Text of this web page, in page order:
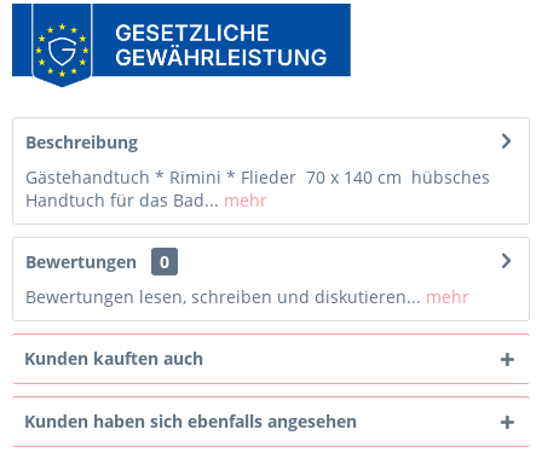
Beschreibung
Gästehandtuch * Rimini * Flieder 70 x 140 cm hübsches
Handtuch für das Bad... mehr
Bewertungen
0
Bewertungen lesen, schreiben und diskutieren... mehr
Kunden kauften auch
Kunden haben sich ebenfalls angesehen